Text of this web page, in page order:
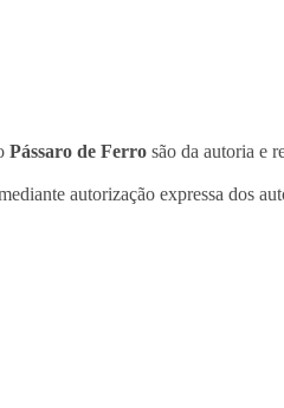
Pássaro de Ferro são da autoria e
autorização expressa dos